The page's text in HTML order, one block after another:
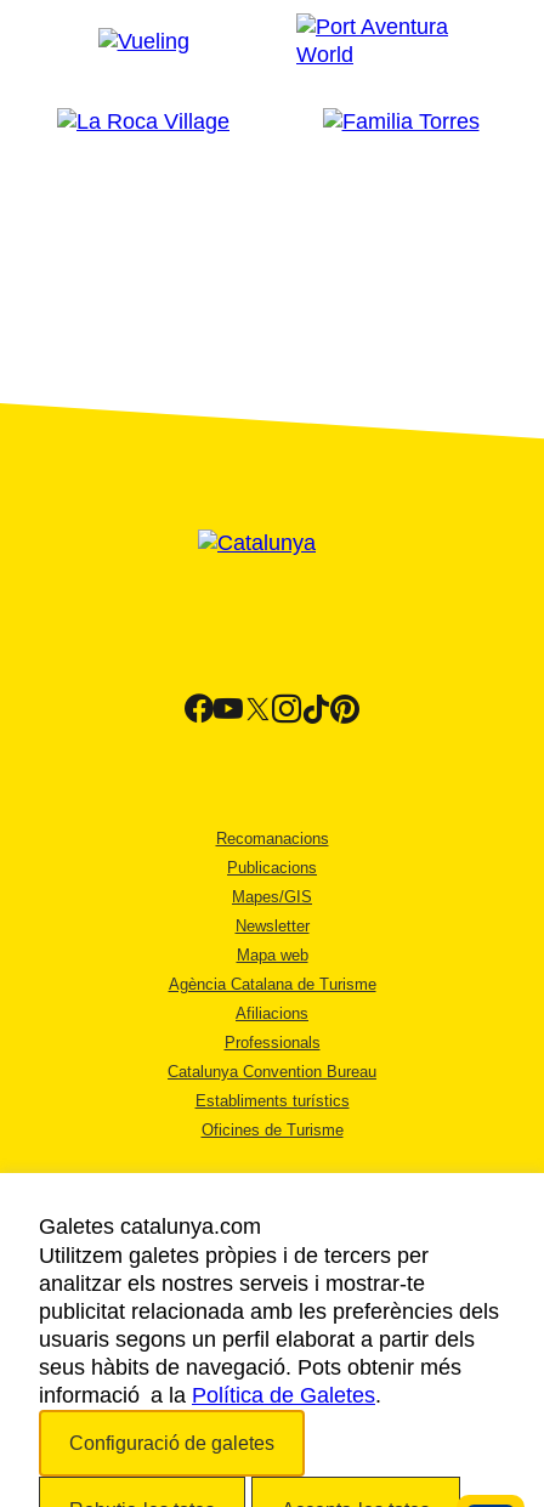
Recomanacions
Publicacions
Mapes/GIS
Newsletter
Mapa web
Agència Catalana de Turisme
Afiliacions
Professionals
Catalunya Convention Bureau
Establiments turístics
Oficines de Turisme
AVÍS LEGAL
POLÍTICA DE PRIVACITAT
COOKIES
ACCESSIBILITAT
Galetes catalunya.com
Utilitzem galetes pròpies i de tercers per
analitzar els nostres serveis i mostrar-te
publicitat relacionada amb les preferències dels
usuaris segons un perfil elaborat a partir dels
seus hàbits de navegació. Pots obtenir més
informació a la Política de Galetes.
Configuració de galetes